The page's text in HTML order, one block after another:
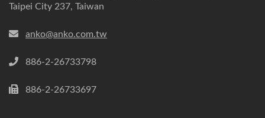
Taipei City 237, Taiwan
anko@anko.com.tw
886-2-26733798
886-2-26733697